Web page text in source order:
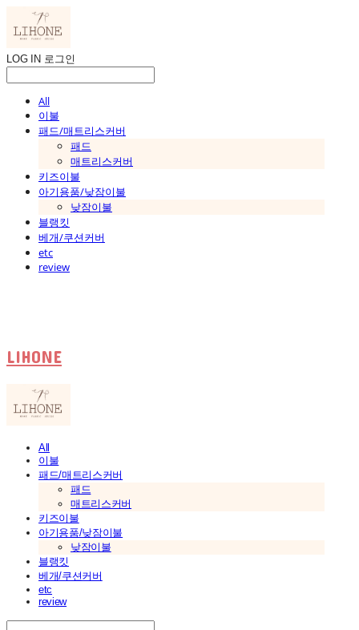
LOG IN 로그인
All
이불
패드/매트리스커버
패드
매트리스커버
키즈이불
아기용품/낮잠이불
낮잠이불
블랭킷
베개/쿠션커버
etc
review
LIHONE
All
이불
패드/매트리스커버
패드
매트리스커버
키즈이불
아기용품/낮잠이불
낮잠이불
블랭킷
베개/쿠션커버
etc
review